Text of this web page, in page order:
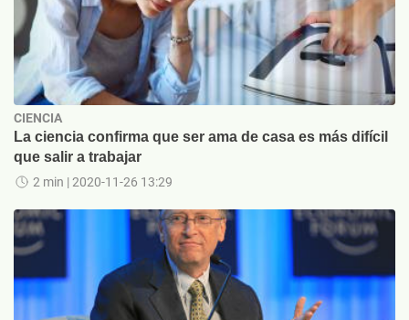
CIENCIA
La ciencia confirma que ser ama de casa es más difícil
que salir a trabajar
2 min | 2020-11-26 13:29